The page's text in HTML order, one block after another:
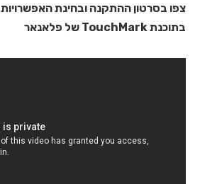
צפו בסרטון ההתקנה ובחינת האפשרויות
בתוכנת TouchMark של פלאנאר